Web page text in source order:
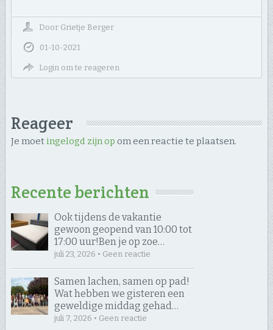
Door Grietje Berger
01-10-2021
Login om te reageren
Reageer
Je moet ingelogd zijn op om een reactie te plaatsen.
Recente berichten
Ook tijdens de vakantie
gewoon geopend van 10:00 tot
17:00 uur! ​Ben je op zoe…
juli 23, 2026 • Geen reactie
Samen lachen, samen op pad! ​
Wat hebben we gisteren een
geweldige middag gehad…
juli 7, 2026 • Geen reactie